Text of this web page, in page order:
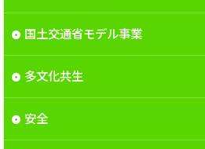
国土交通省モデル事業
多文化共生
安全